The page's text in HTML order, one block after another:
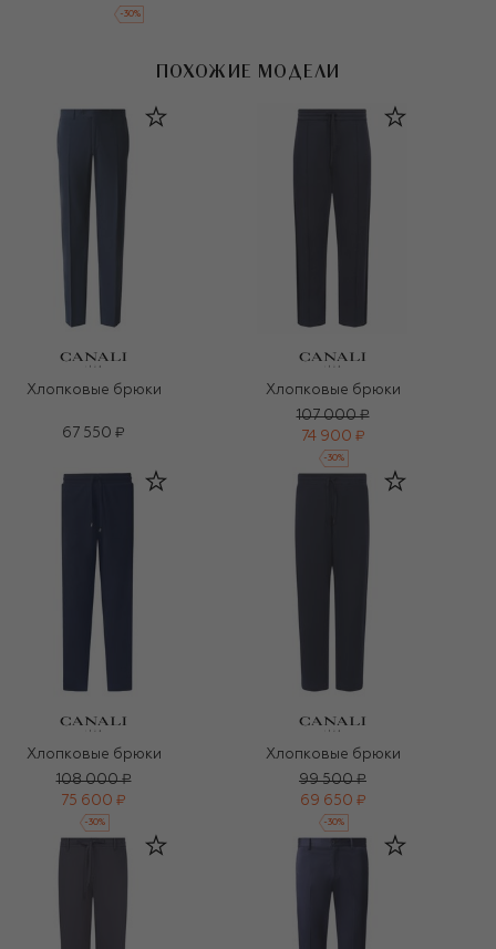
-30%
ПОХОЖИЕ МОДЕЛИ
Хлопковые брюки
67 550 ₽
Хлопковые брюки
107 000 ₽
74 900 ₽
-30%
Хлопковые брюки
108 000 ₽
75 600 ₽
-30%
Хлопковые брюки
99 500 ₽
69 650 ₽
-30%